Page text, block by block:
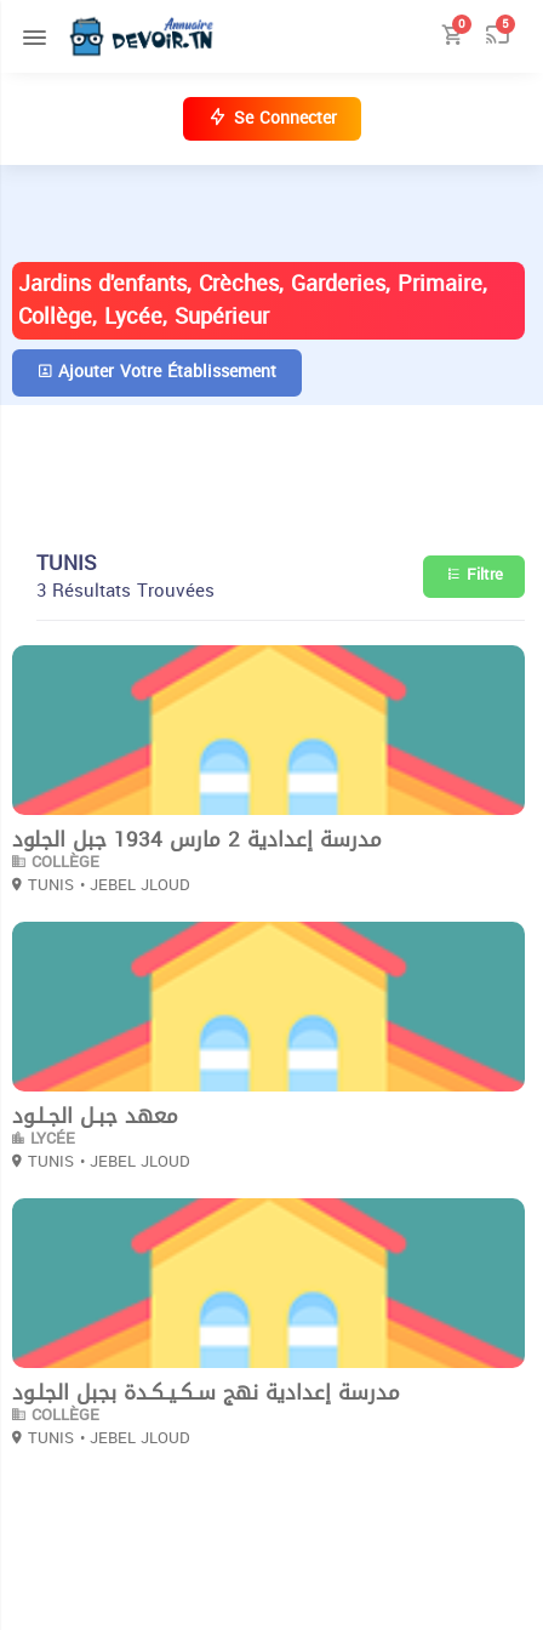
0 5
Se Connecter
Jardins d'enfants, Crèches, Garderies, Primaire,
Collège, Lycée, Supérieur
Ajouter Votre Établissement
TUNIS
3 Résultats Trouvées Filtre
مدرسة إعدادية 2 مارس 1934 جبل الجلود
COLLÈGE
TUNIS • JEBEL JLOUD
معهد جبـل الجـلـود
LYCÉE
TUNIS • JEBEL JLOUD
مدرسة إعدادية نهج سـكـيـكـدة بجبل الجلـود
COLLÈGE
TUNIS • JEBEL JLOUD